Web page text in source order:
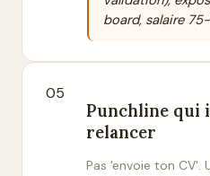
board, salaire
05
Punchline qui
relancer
Pas 'envoie ton CV'.